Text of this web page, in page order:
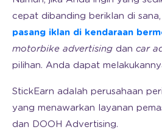
cepat dibanding beriklan di sana,
pasang iklan di kendaraan
motorbike advertising dan car
pilihan. Anda dapat
StickEarn adalah perusahaan
yang menawarkan layanan
dan DOOH Advertising.